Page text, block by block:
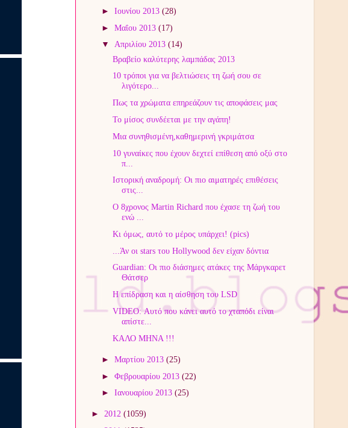
►Ιουνίου 2013(28)
►Μαΐου 2013(17)
▼Απριλίου 2013(14)
Βραβείο καλύτερης λαμπάδας 2013
10 τρόποι για να βελτιώσεις τη ζωή σου σε
λιγότερο...
Πως τα χρώματα επηρεάζουν τις αποφάσεις μας
Το μίσος συνδέεται με την αγάπη!
Μια συνηθισμένη,καθημερινή γκριμάτσα
10 γυναίκες που έχουν δεχτεί επίθεση από οξύ στο
π...
Ιστορική αναδρομή: Οι πιο αιματηρές επιθέσεις
στις...
Ο 8χρονος Martin Richard που έχασε τη ζωή του
ενώ ...
Κι όμως, αυτό το μέρος υπάρχει! (pics)
...Άν οι stars του Hollywood δεν είχαν δόντια
Guardian: Οι πιο διάσημες ατάκες της Μάργκαρετ
Θάτσερ
Η επίδραση και η αίσθηση του LSD
VIDEO: Αυτό που κάνει αυτό το χταπόδι είναι
απίστε...
ΚΑΛΟ ΜΗΝΑ !!!
►Μαρτίου 2013(25)
►Φεβρουαρίου 2013(22)
►Ιανουαρίου 2013(25)
► 2012 (1059)